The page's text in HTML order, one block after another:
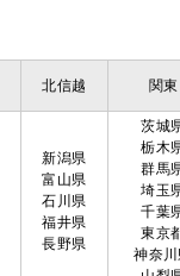
北信越 関東
新潟県
富山県
石川県
福井県
長野県
茨城
栃木
群馬
埼玉
千葉
東京
神奈